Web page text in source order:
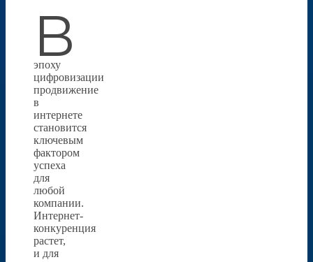
В
эпоху
цифровизации
продвижение
в
интернете
становится
ключевым
фактором
успеха
для
любой
компании.
Интернет-
конкуренция
растет,
и для